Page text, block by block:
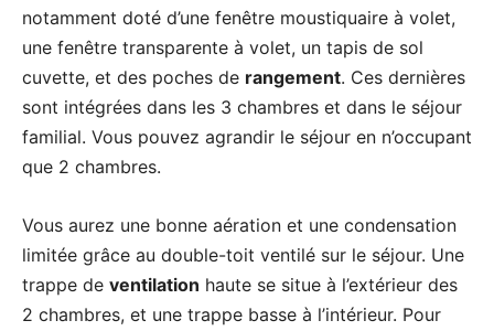
notamment doté d’une fenêtre moustiquaire à volet,
une fenêtre transparente à volet, un tapis de sol
cuvette, et des poches de rangement. Ces dernières
sont intégrées dans les 3 chambres et dans le séjour
familial. Vous pouvez agrandir le séjour en n’occupant
que 2 chambres.
Vous aurez une bonne aération et une condensation
limitée grâce au double-toit ventilé sur le séjour. Une
trappe de ventilation haute se situe à l’extérieur des
2 chambres, et une trappe basse à l’intérieur. Pour